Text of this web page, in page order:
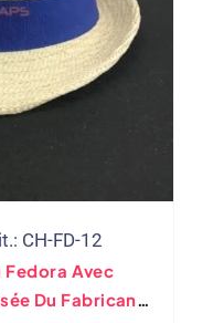
CH-FD-12
Fedora Avec
Du Fabricant